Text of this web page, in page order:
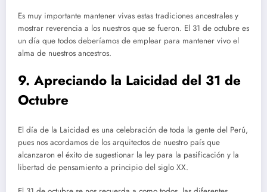
Es muy importante mantener vivas estas tradiciones ancestrales y
mostrar reverencia a los nuestros que se fueron. El 31 de octubre es
un día que todos deberíamos de emplear para mantener vivo el
alma de nuestros ancestros.
9. Apreciando la Laicidad del 31 de
Octubre
El día de la Laicidad es una celebración de toda la gente del Perú,
pues nos acordamos de los arquitectos de nuestro país que
alcanzaron el éxito de sugestionar la ley para la pasificación y la
libertad de pensamiento a principio del siglo XX.